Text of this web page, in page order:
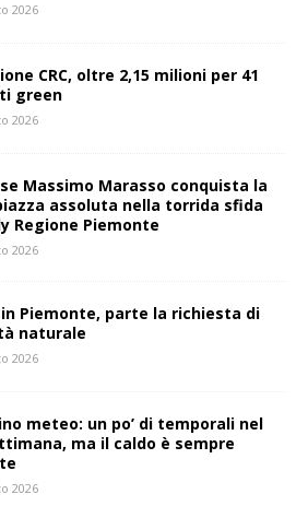
2026
CRC, oltre 2,15 milioni per 41
green
2026
Massimo Marasso conquista la
assoluta nella torrida sfida
Regione Piemonte
2026
Piemonte, parte la richiesta di
naturale
2026
meteo: un po’ di temporali nel
ma il caldo è sempre
2026